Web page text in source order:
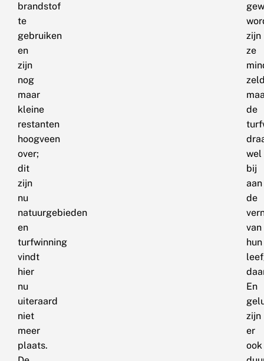
brandstof
te
gebruiken
en
zijn
nog
maar
kleine
restanten
hoogveen
over;
dit
zijn
nu
natuurgebieden
en
turfwinning
vindt
hier
nu
uiteraard
niet
meer
plaats.
zijn
ze
de
wel
bij
aan
de
van
hun
En
zijn
er
ook